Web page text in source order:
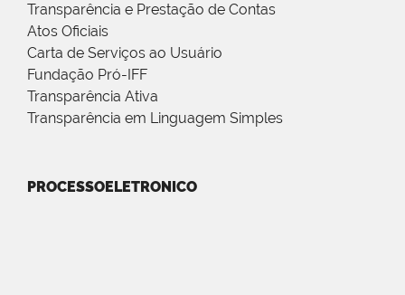
Transparência e Prestação de Contas
Atos Oficiais
Carta de Serviços ao Usuário
Fundação Pró-IFF
Transparência Ativa
Transparência em Linguagem Simples
PROCESSOELETRONICO